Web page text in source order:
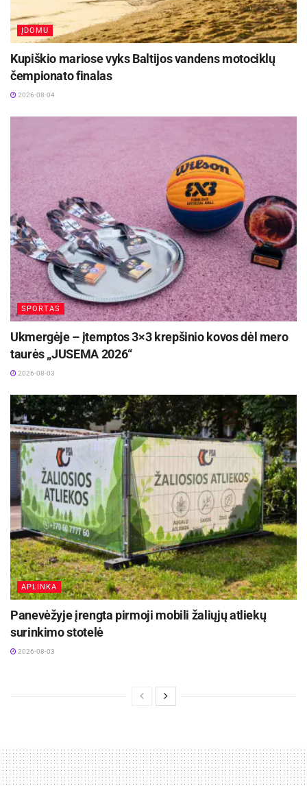
ĮDOMU
Kupiškio mariose vyks Baltijos vandens motociklų
čempionato finalas
2026-08-04
SPORTAS
Ukmergėje – įtemptos 3×3 krepšinio kovos dėl mero
taurės „JUSEMA 2026“
2026-08-03
APLINKA
Panevėžyje įrengta pirmoji mobili žaliųjų atliekų
surinkimo stotelė
2026-08-03